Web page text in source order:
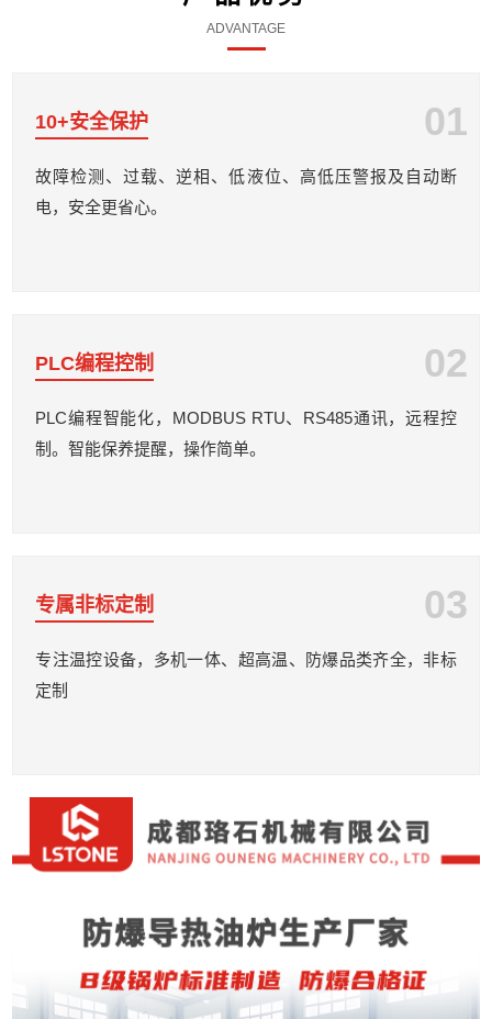
ADVANTAGE
10+安全保护 01
故障检测、过载、逆相、低液位、高低压警报及自动断
电，安全更省心。
PLC编程控制 02
PLC编程智能化，MODBUS RTU、RS485通讯，远程控
制。智能保养提醒，操作简单。
专属非标定制 03
专注温控设备，多机一体、超高温、防爆品类齐全，非标
定制